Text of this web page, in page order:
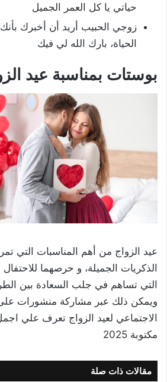
حياتي يا كل العمر الجميل
زوجي الحبيب أريد أن أخبرك
الحياة، بارك الله لي فيك
بوستات بمناسبة عيد الزواج
عيد الزواج من أهم المناسبات التي
الذكريات الجميلة، و حرصهما
التي تساهم في جلب السعادة بين
ويمكن ذلك عبر مشاركة منشورات
الاجتماعي لعيد الزواج تعرف علي
مكتوبة 2025
مقالات ذات صلة